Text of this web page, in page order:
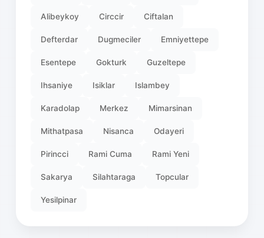
Alibeykoy Circcir Ciftalan
Defterdar Dugmeciler Emniyettepe
Esentepe Gokturk Guzeltepe
Ihsaniye Isiklar Islambey
Karadolap Merkez Mimarsinan
Mithatpasa Nisanca Odayeri
Pirincci Rami Cuma Rami Yeni
Sakarya Silahtaraga Topcular
Yesilpinar